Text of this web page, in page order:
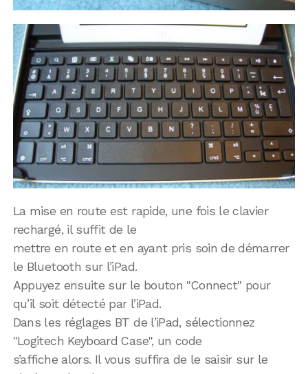
La mise en route est rapide, une fois le clavier
rechargé, il suffit de le
mettre en route et en ayant pris soin de démarrer
le Bluetooth sur l’iPad.
Appuyez ensuite sur le bouton "Connect" pour
qu’il soit détecté par l’iPad.
Dans les réglages BT de l’iPad, sélectionnez
"Logitech Keyboard Case", un code
s’affiche alors. Il vous suffira de le saisir sur le